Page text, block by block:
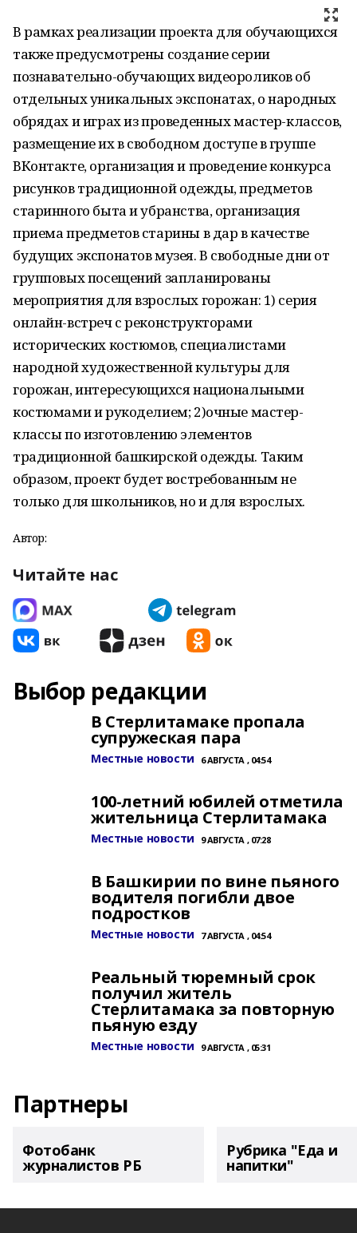
В рамках реализации проекта для обучающихся
также предусмотрены создание серии
познавательно-обучающих видеороликов об
отдельных уникальных экспонатах, о народных
обрядах и играх из проведенных мастер-классов,
размещение их в свободном доступе в группе
ВКонтакте, организация и проведение конкурса
рисунков традиционной одежды, предметов
старинного быта и убранства, организация
приема предметов старины в дар в качестве
будущих экспонатов музея. В свободные дни от
групповых посещений запланированы
мероприятия для взрослых горожан: 1) серия
онлайн-встреч с реконструкторами
исторических костюмов, специалистами
народной художественной культуры для
горожан, интересующихся национальными
костюмами и рукоделием; 2)очные мастер-
классы по изготовлению элементов
традиционной башкирской одежды. Таким
образом, проект будет востребованным не
только для школьников, но и для взрослых.
Автор:
Читайте нас
Выбор редакции
В Стерлитамаке пропала
супружеская пара
Местные новости 6 АВГУСТА , 04:54
100-летний юбилей отметила
жительница Стерлитамака
Местные новости 9 АВГУСТА , 07:28
В Башкирии по вине пьяного
водителя погибли двое
подростков
Местные новости 7 АВГУСТА , 04:54
Реальный тюремный срок
получил житель
Стерлитамака за повторную
пьяную езду
Местные новости 9 АВГУСТА , 05:31
Партнеры
Фотобанк
журналистов РБ
Рубрика "Еда и
напитки"